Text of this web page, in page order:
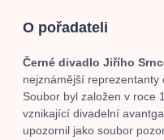
O pořadateli
Černé divadlo Jiřího
nejznámější reprezentanty
Soubor byl založen v roce
vznikající divadelní
upozornil jako soubor